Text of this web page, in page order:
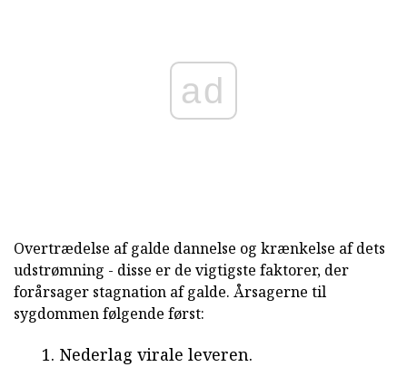
ad
Overtrædelse af galde dannelse og krænkelse af dets
udstrømning - disse er de vigtigste faktorer, der
forårsager stagnation af galde. Årsagerne til
sygdommen følgende først:
Nederlag virale leveren.